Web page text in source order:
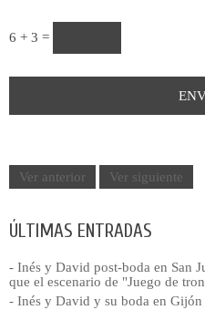
6 + 3 =
Ver anterior Ver siguiente
ÚLTIMAS ENTRADAS
- Inés y David post-boda en San
que el escenario de "Juego de
- Inés y David y su boda en Gijón